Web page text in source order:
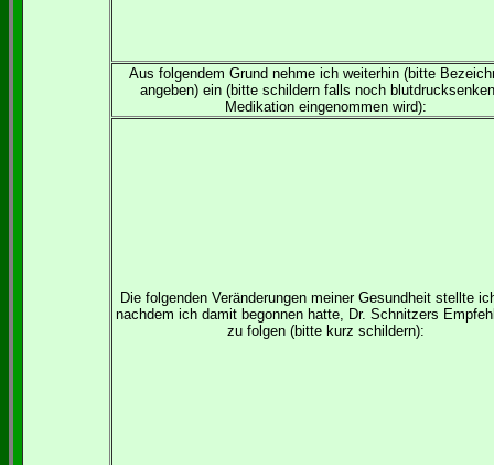
Aus folgendem Grund nehme ich weiterhin (bitte
angeben) ein (bitte schildern falls noch
Medikation eingenommen wird):
Die folgenden Veränderungen meiner Gesundheit stellte
nachdem ich damit begonnen hatte, Dr. Schnitzers
zu folgen (bitte kurz schildern):